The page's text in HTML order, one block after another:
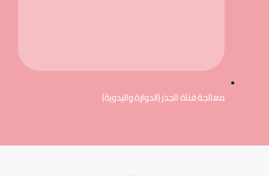
معالجة قناة الجذر (الدوارة واليدوية)